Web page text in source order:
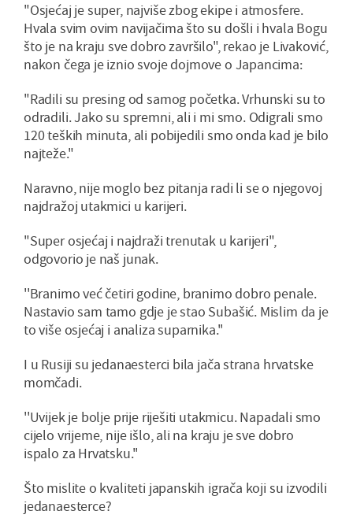
"Osjećaj je super, najviše zbog ekipe i atmosfere.
Hvala svim ovim navijačima što su došli i hvala Bogu
što je na kraju sve dobro završilo", rekao je Livaković,
nakon čega je iznio svoje dojmove o Japancima:
"Radili su presing od samog početka. Vrhunski su to
odradili. Jako su spremni, ali i mi smo. Odigrali smo
120 teških minuta, ali pobijedili smo onda kad je bilo
najteže."
Naravno, nije moglo bez pitanja radi li se o njegovoj
najdražoj utakmici u karijeri.
"Super osjećaj i najdraži trenutak u karijeri",
odgovorio je naš junak.
''Branimo već četiri godine, branimo dobro penale.
Nastavio sam tamo gdje je stao Subašić. Mislim da je
to više osjećaj i analiza suparnika.''
I u Rusiji su jedanaesterci bila jača strana hrvatske
momčadi.
''Uvijek je bolje prije riješiti utakmicu. Napadali smo
cijelo vrijeme, nije išlo, ali na kraju je sve dobro
ispalo za Hrvatsku.''
Što mislite o kvaliteti japanskih igrača koji su izvodili
jedanaesterce?